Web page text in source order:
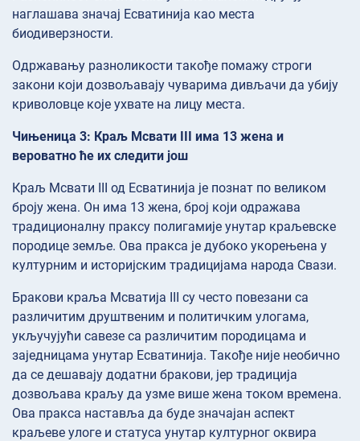
наглашава значај Есватинија као места
биодиверзности.
Одржавању разноликости такође помажу строги
закони који дозвољавају чуварима дивљачи да убију
криволовце које ухвате на лицу места.
Чињеница 3: Краљ Мсвати III има 13 жена и
вероватно ће их следити још
Краљ Мсвати III од Есватинија је познат по великом
броју жена. Он има 13 жена, број који одражава
традиционалну праксу полигамије унутар краљевске
породице земље. Ова пракса је дубоко укорењена у
културним и историјским традицијама народа Свази.
Бракови краља Мсватија III су често повезани са
различитим друштвеним и политичким улогама,
укључујући савезе са различитим породицама и
заједницама унутар Есватинија. Такође није необично
да се дешавају додатни бракови, јер традиција
дозвољава краљу да узме више жена током времена.
Ова пракса наставља да буде значајан аспект
краљеве улоге и статуса унутар културног оквира